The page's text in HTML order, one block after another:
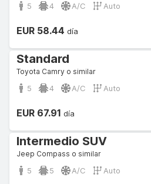
5 4 A/C Auto
EUR 58.44 día
Standard
Toyota Camry o similar
5 4 A/C Auto
EUR 67.91 día
Intermedio SUV
Jeep Compass o similar
5 5 A/C Auto